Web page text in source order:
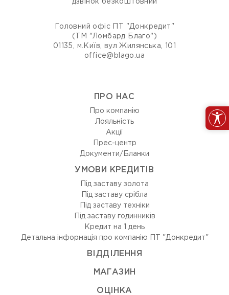
дзвінок безкоштовний
Головний офіс ПТ "Донкредит"
(ТМ "Ломбард Благо")
01135, м.Київ, вул Жилянська, 101
office@blago.ua
ПРО НАС
Про компанію
Лояльність
Акції
Прес-центр
Документи/Бланки
УМОВИ КРЕДИТІВ
Під заставу золота
Під заставу срібла
Під заставу техніки
Під заставу годинників
Кредит на 1 день
Детальна інформація про компанію ПТ "Донкредит"
ВIДДIЛЕННЯ
МАГАЗИН
ОЦIНКА